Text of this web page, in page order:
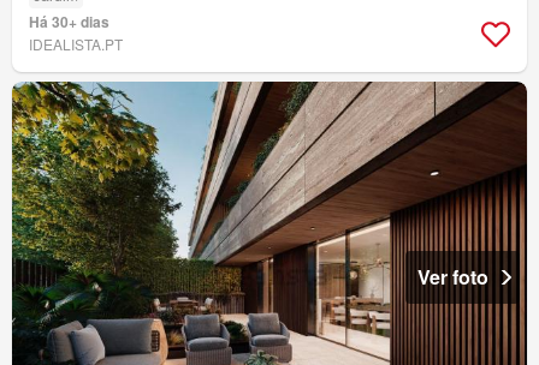
Há 30+ dias
IDEALISTA.PT
Ver foto